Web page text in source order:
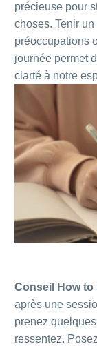
précieuse pour
choses. Tenir
préoccupations
journée permet
clarté à notre
Conseil How to
après une
prenez
ressentez.